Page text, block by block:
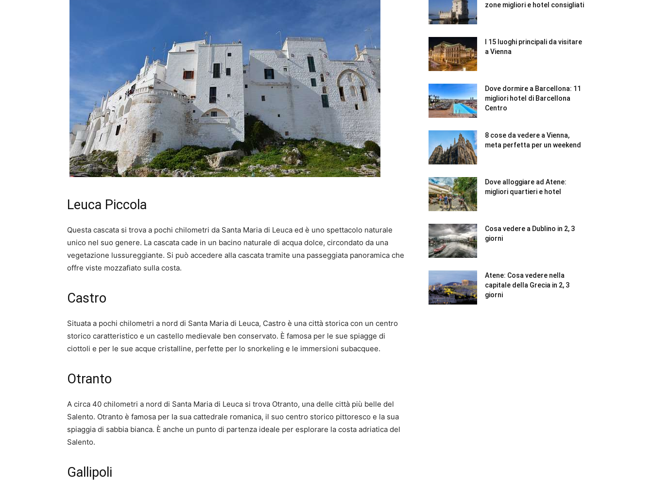
Leuca Piccola
Questa cascata si trova a pochi chilometri da Santa Maria di Leuca ed è uno spettacolo naturale
unico nel suo genere. La cascata cade in un bacino naturale di acqua dolce, circondato da una
vegetazione lussureggiante. Si può accedere alla cascata tramite una passeggiata panoramica che
offre viste mozzafiato sulla costa.
Castro
Situata a pochi chilometri a nord di Santa Maria di Leuca, Castro è una città storica con un centro
storico caratteristico e un castello medievale ben conservato. È famosa per le sue spiagge di
ciottoli e per le sue acque cristalline, perfette per lo snorkeling e le immersioni subacquee.
Otranto
A circa 40 chilometri a nord di Santa Maria di Leuca si trova Otranto, una delle città più belle del
Salento. Otranto è famosa per la sua cattedrale romanica, il suo centro storico pittoresco e la sua
spiaggia di sabbia bianca. È anche un punto di partenza ideale per esplorare la costa adriatica del
Salento.
Gallipoli
zone migliori e hotel consigliati
I 15 luoghi principali da visitare
a Vienna
Dove dormire a Barcellona: 11
migliori hotel di Barcellona
Centro
8 cose da vedere a Vienna,
meta perfetta per un weekend
Dove alloggiare ad Atene:
migliori quartieri e hotel
Cosa vedere a Dublino in 2, 3
giorni
Atene: Cosa vedere nella
capitale della Grecia in 2, 3
giorni